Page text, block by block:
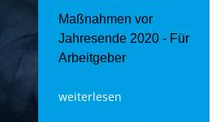
Maßnahmen vor
Jahresende 2020 - Für
Arbeitgeber
weiterlesen